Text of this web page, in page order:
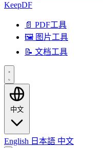
KeepDF
📄 PDF工具
🖼️ 图片工具
📝 文档工具
English 日本語 中文